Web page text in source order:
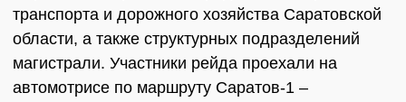
транспорта и дорожного хозяйства Саратовской
области, а также структурных подразделений
магистрали. Участники рейда проехали на
автомотрисе по маршруту Саратов-1 –